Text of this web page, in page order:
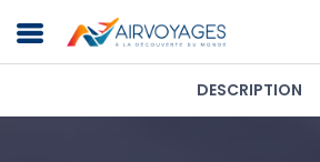
DESCRIPTION